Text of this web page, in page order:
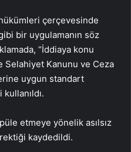
çerçevesinde
bir uygulamanın söz
“İddiaya konu
Selahiyet Kanunu ve Ceza
uygun standart
etmeye yönelik asılsız
kaydedildi.